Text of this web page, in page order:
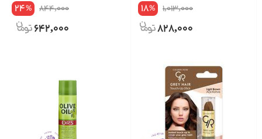
1,013,000
18%
828,000
844,000
24%
642,000